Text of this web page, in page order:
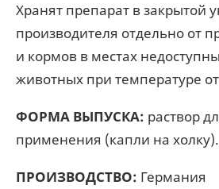
Хранят препарат в закрытой
производителя отдельно от
и кормов в местах
животных при температуре от
ФОРМА ВЫПУСКА: раствор
применения (капли на холку).
ПРОИЗВОДСТВО: Германия